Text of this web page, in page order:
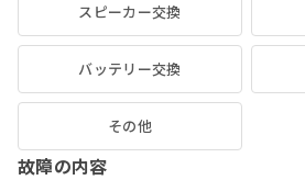
スピーカー交換
バッテリー交換
その他
故障の内容